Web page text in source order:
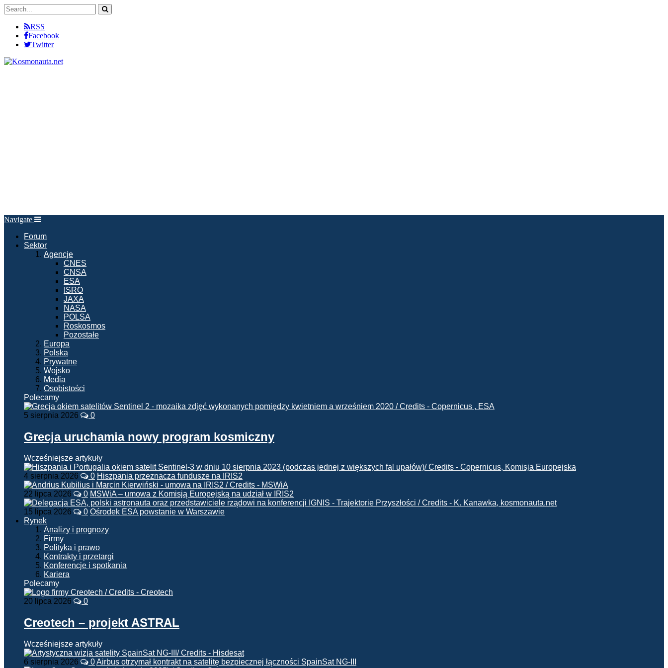
RSS
Facebook
Twitter
Navigate
Forum
Sektor
Agencje
CNES
CNSA
ESA
ISRO
JAXA
NASA
POLSA
Roskosmos
Pozostałe
Europa
Polska
Prywatne
Wojsko
Media
Osobistości
Polecamy
5 sierpnia 2026 0
Grecja uruchamia nowy program kosmiczny
Wcześniejsze artykuły
4 sierpnia 2026 0 Hiszpania przeznacza fundusze na IRIS2
22 lipca 2026 0 MSWiA – umowa z Komisją Europejską na udział w IRIS2
15 lipca 2026 0 Ośrodek ESA powstanie w Warszawie
Rynek
Analizy i prognozy
Firmy
Polityka i prawo
Kontrakty i przetargi
Konferencje i spotkania
Kariera
Polecamy
20 lipca 2026 0
Creotech – projekt ASTRAL
Wcześniejsze artykuły
6 sierpnia 2026 0Airbus otrzymał kontrakt na satelitę bezpiecznej łączności SpainSat NG-III